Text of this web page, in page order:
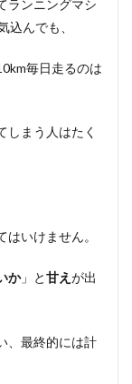
ランニングマシ
込んでも、
毎日走るのは
しまう人はたく
いけません。
か」と 甘え が出
、最終的には計